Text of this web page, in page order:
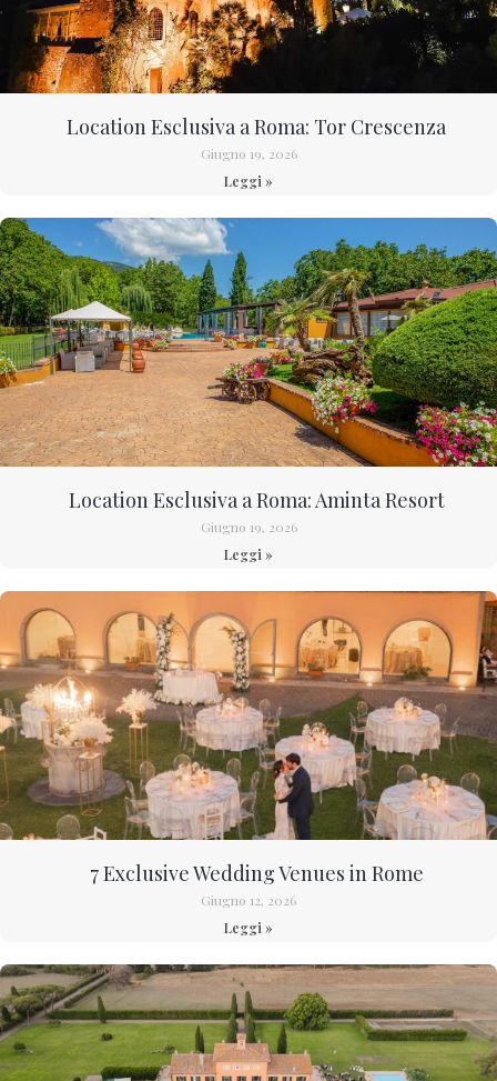
Location Esclusiva a Roma: Tor Crescenza
Giugno 19, 2026
Leggi »
Location Esclusiva a Roma: Aminta Resort
Giugno 19, 2026
Leggi »
7 Exclusive Wedding Venues in Rome
Giugno 12, 2026
Leggi »